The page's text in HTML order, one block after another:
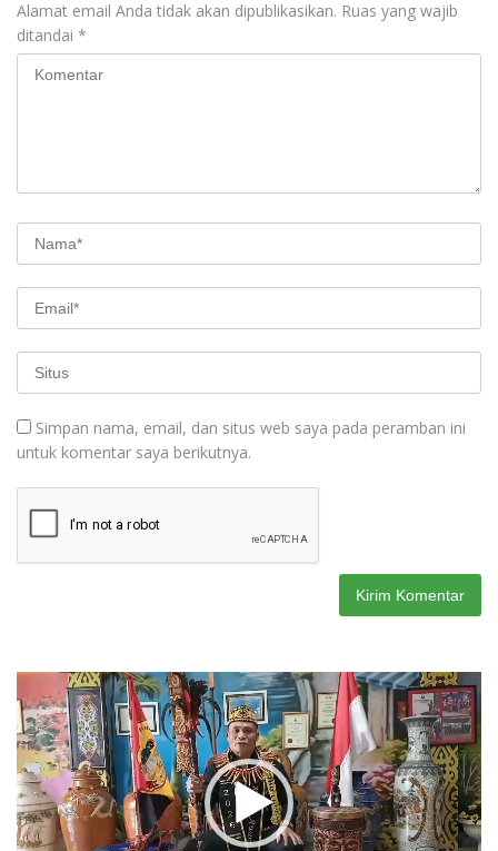
Alamat email Anda tidak akan dipublikasikan. Ruas yang wajib
ditandai *
Simpan nama, email, dan situs web saya pada peramban ini
untuk komentar saya berikutnya.
Pemutar
Video